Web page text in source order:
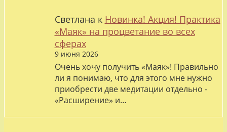
Светлана к Новинка! Акция! Практика
«Маяк» на процветание во всех
сферах
9 июня 2026
Очень хочу получить «Маяк»! Правильно
ли я понимаю, что для этого мне нужно
приобрести две медитации отдельно -
«Расширение» и…